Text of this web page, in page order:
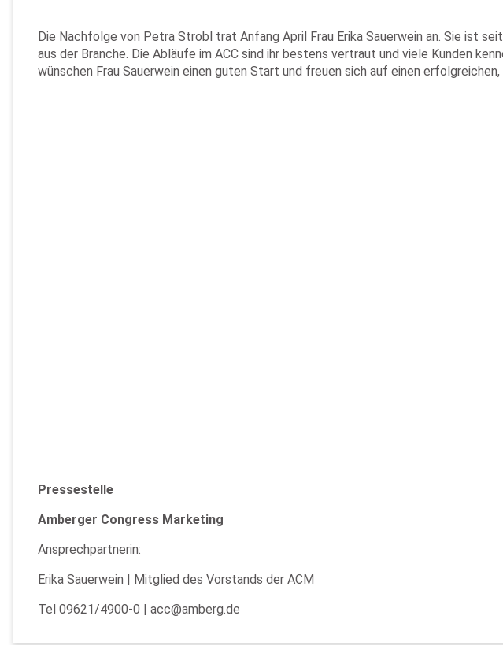
Die Nachfolge von Petra Strobl trat Anfang April Frau Erika Sauerwein an. Sie ist
aus der Branche. Die Abläufe im ACC sind ihr bestens vertraut und viele Kunden
wünschen Frau Sauerwein einen guten Start und freuen sich auf einen
Pressestelle
Amberger Congress Marketing
Ansprechpartnerin:
Erika Sauerwein | Mitglied des Vorstands der ACM
Tel 09621/4900-0 | acc@amberg.de